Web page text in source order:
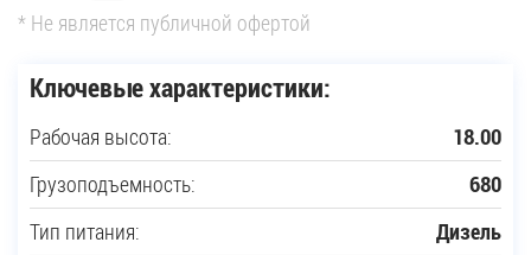
Запчасти
Услуги
О компании
Ключевые характеристики:
Рабочая высота: 18.00
Грузоподъемность: 680
Тип питания: Дизель
* Не является публичной офертой